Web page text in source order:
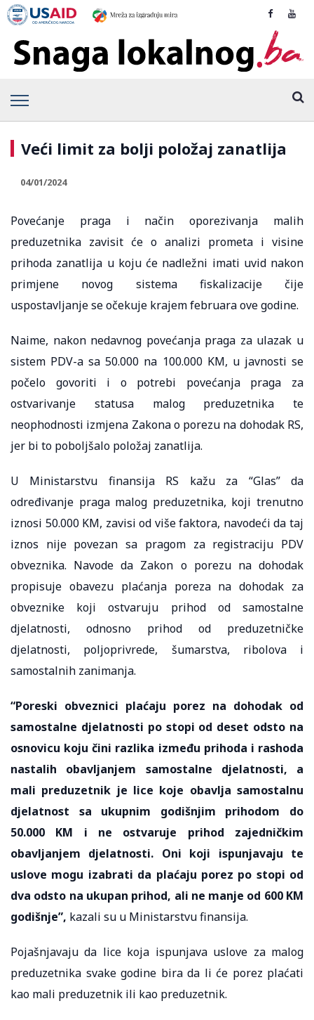
Veći limit za bolji položaj zanatlija
04/01/2024
Povećanje praga i način oporezivanja malih
preduzetnika zavisit će o analizi prometa i visine
prihoda zanatlija u koju će nadležni imati uvid nakon
primjene novog sistema fiskalizacije čije
uspostavljanje se očekuje krajem februara ove godine.
Naime, nakon nedavnog povećanja praga za ulazak u
sistem PDV-a sa 50.000 na 100.000 KM, u javnosti se
počelo govoriti i o potrebi povećanja praga za
ostvarivanje statusa malog preduzetnika te
neophodnosti izmjena Zakona o porezu na dohodak RS,
jer bi to poboljšalo položaj zanatlija.
U Ministarstvu finansija RS kažu za “Glas” da
određivanje praga malog preduzetnika, koji trenutno
iznosi 50.000 KM, zavisi od više faktora, navodeći da taj
iznos nije povezan sa pragom za registraciju PDV
obveznika. Navode da Zakon o porezu na dohodak
propisuje obavezu plaćanja poreza na dohodak za
obveznike koji ostvaruju prihod od samostalne
djelatnosti, odnosno prihod od preduzetničke
djelatnosti, poljoprivrede, šumarstva, ribolova i
samostalnih zanimanja.
“Poreski obveznici plaćaju porez na dohodak od
samostalne djelatnosti po stopi od deset odsto na
osnovicu koju čini razlika između prihoda i rashoda
nastalih obavljanjem samostalne djelatnosti, a
mali preduzetnik je lice koje obavlja samostalnu
djelatnost sa ukupnim godišnjim prihodom do
50.000 KM i ne ostvaruje prihod zajedničkim
obavljanjem djelatnosti. Oni koji ispunjavaju te
uslove mogu izabrati da plaćaju porez po stopi od
dva odsto na ukupan prihod, ali ne manje od 600 KM
godišnje”, kazali su u Ministarstvu finansija.
Pojašnjavaju da lice koja ispunjava uslove za malog
preduzetnika svake godine bira da li će porez plaćati
kao mali preduzetnik ili kao preduzetnik.